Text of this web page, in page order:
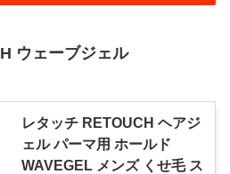
ウェーブジェル
レタッチ RETOUCH ヘアジ
ェル パーマ用 ホールド
WAVEGEL メンズ くせ毛 ス